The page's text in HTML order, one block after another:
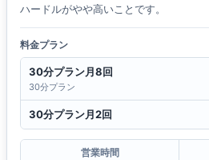
ハードルがやや高いことです。
料金プラン
30分プラン月8回
30分プラン
30分プラン月2回
営業時間